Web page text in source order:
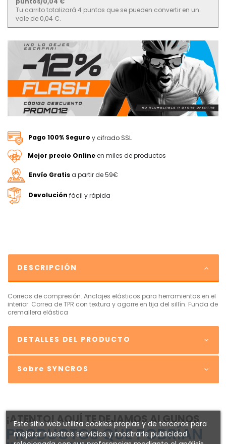
Tu carrito totalizará 4 puntos que se pueden convertir en un
vale de 0,04 €.
Pago 100% Seguro y cifrado SSL
Mejor precio Onlineen miles de productos
Envío Gratisa partir de 59€
Devolución fácil y rápida
DESCRIPCIÓN
Correas de compresión. Anclajes elásticos para herramientas en el
interior. Correa de TPR con textura y agarre en tija del sillín. Funda de
cremallera elástica
DETALLES DEL PRODUCTO
Sobre SYNCROS
¡ATENTO! AQUÍ TE DEJAMOS ALGUNOS
PRODUCTOS QUE PODRÍAN
Este sitio web utiliza cookies propias y de terceros para
mejorar nuestros servicios y mostrarle publicidad